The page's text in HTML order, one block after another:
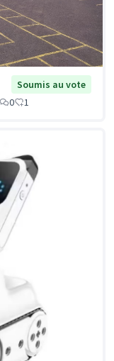
Soumis au vote
0 1